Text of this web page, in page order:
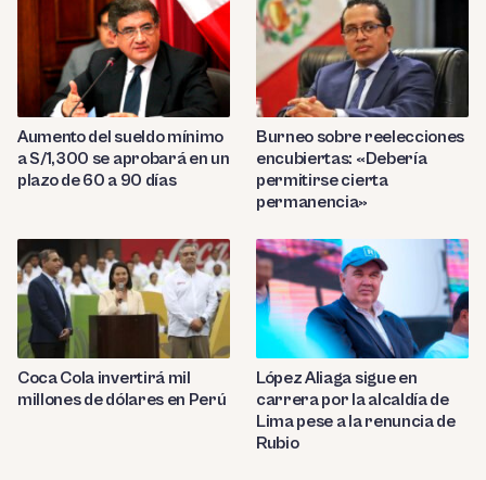
Aumento del sueldo mínimo
a S/1,300 se aprobará en un
plazo de 60 a 90 días
Burneo sobre reelecciones
encubiertas: «Debería
permitirse cierta
permanencia»
Coca Cola invertirá mil
millones de dólares en Perú
López Aliaga sigue en
carrera por la alcaldía de
Lima pese a la renuncia de
Rubio